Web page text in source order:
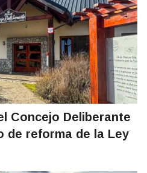
Concejo Deliberante
de reforma de la Ley